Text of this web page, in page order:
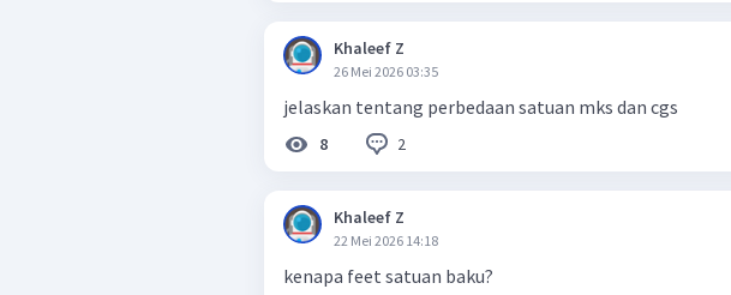
Khaleef Z
26 Mei 2026 03:35
jelaskan tentang perbedaan satuan mks dan cgs
8 2
Khaleef Z
22 Mei 2026 14:18
kenapa feet satuan baku?